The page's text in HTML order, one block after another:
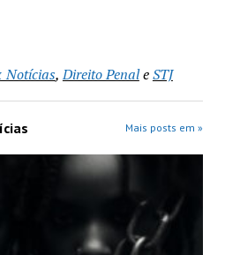
Notícias,Direito PenaleSTJ
Mais posts em »